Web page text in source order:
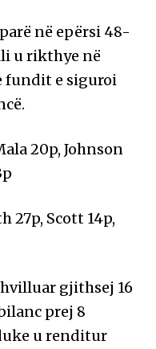
në epërsi 48-
u rikthye në
fundit e siguroi
20p, Johnson
27p, Scott 14p,
gjithsej 16
prej 8
u renditur